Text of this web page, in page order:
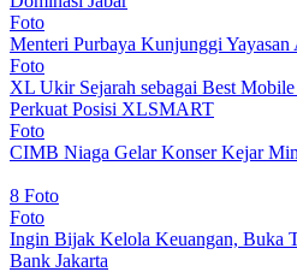
Foto
Menteri Purbaya Kunjunggi
Foto
XL Ukir Sejarah sebagai Best
Perkuat Posisi XLSMART
Foto
CIMB Niaga Gelar Konser Kejar
8 Foto
Foto
Ingin Bijak Kelola Keuangan, Buka
Bank Jakarta